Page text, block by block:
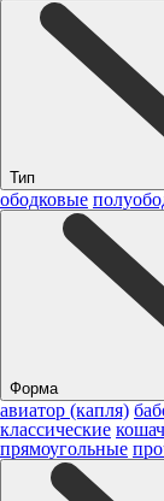
Тип
ободковые
Форма
авиатор (капля)
классические
прямоугольные